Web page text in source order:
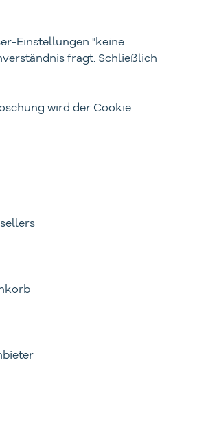
Einstellungen "keine
fragt. Schließlich
wird der Cookie